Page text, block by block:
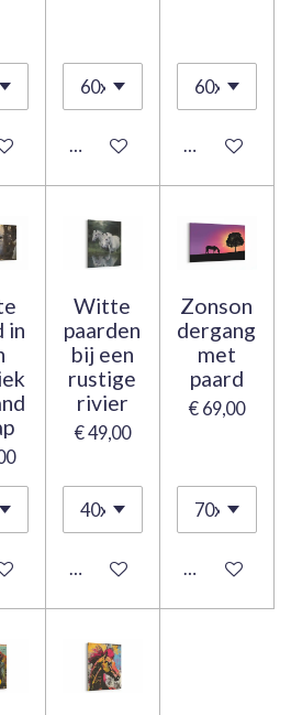
Bekijk details Bekijk details
in
Witte
paarden
bij een
rustige
rivier
€ 49,00
Bekijk details
Zonson
dergang
met
paard
€ 69,00
Bekijk details